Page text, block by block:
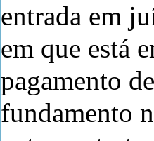
entrada em
em que está
pagamento
fundamento